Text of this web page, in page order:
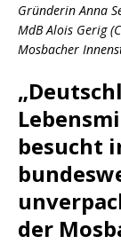
Gründerin Anna
MdB Alois Gerig
Mosbacher
besucht
der